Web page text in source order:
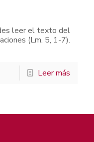
leer el texto del
(Lm. 5, 1-7).
Leer más